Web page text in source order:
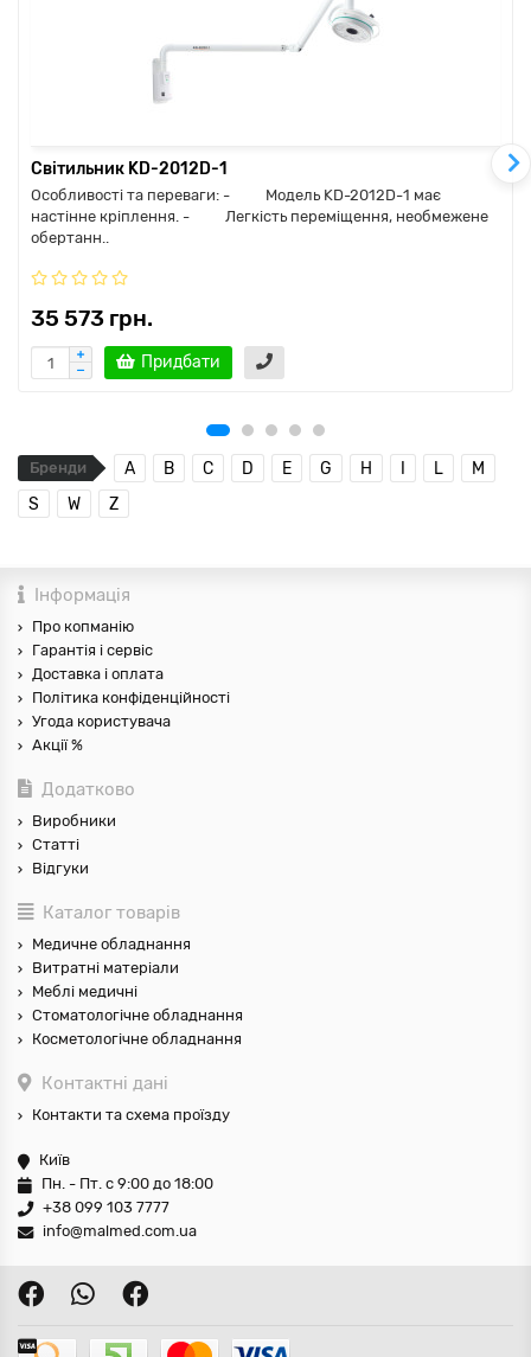
Світильник KD-2012D-1
Особливості та переваги: - Модель KD-2012D-1 має
настінне кріплення. - Легкість переміщення, необмежене
обертанн..
35 573 грн.
Придбати
Бренди A B C D E G H I L
M
S
W Z
Інформація
Про копманію
Гарантія і сервіс
Доставка і оплата
Політика конфіденційності
Угода користувача
Акції %
Додатково
Виробники
Статті
Відгуки
Каталог товарів
Медичне обладнання
Витратні матеріали
Меблі медичні
Стоматологічне обладнання
Косметологічне обладнання
Контактні дані
Контакти та схема проїзду
Київ
Пн. - Пт. с 9:00 до 18:00
+38 099 103 7777
info@malmed.com.ua